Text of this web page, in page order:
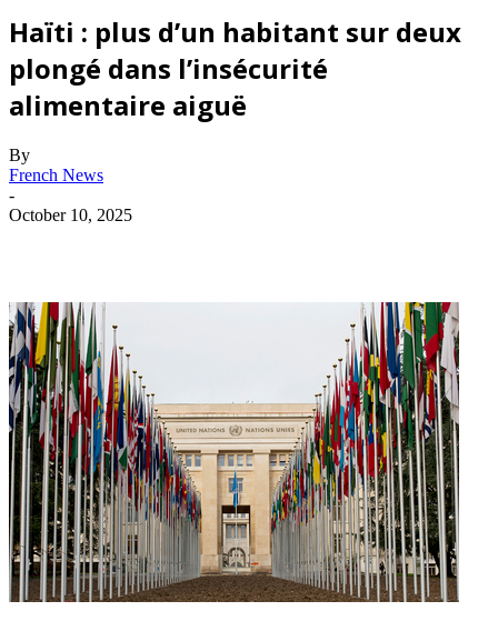
Haïti : plus d’un habitant sur deux
plongé dans l’insécurité
alimentaire aiguë
By
French News
-
October 10, 2025